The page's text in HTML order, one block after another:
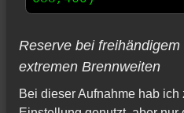
Reserve bei
extremen Brennweiten
Bei dieser Aufnahme hab